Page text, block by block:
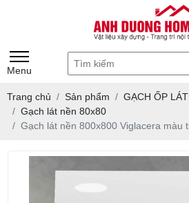
Menu
Trang chủ Sản phẩm GẠCH ỐP LÁT
Gạch lát nền 80x80
Gạch lát nền 800x800 Viglacera màu